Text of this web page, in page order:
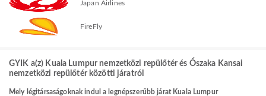
Japan Airlines
FireFly
GYIK a(z) Kuala Lumpur nemzetközi repülőtér és Ószaka Kansai
nemzetközi repülőtér közötti járatról
Mely légitársaságoknak indul a legnépszerűbb járat Kuala Lumpur